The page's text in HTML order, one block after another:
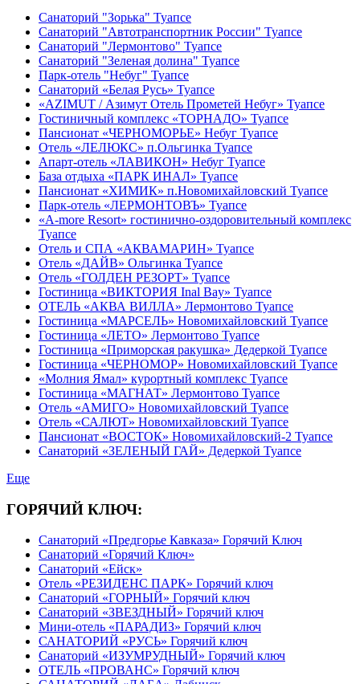
Санаторий "Зорька" Туапсе
Санаторий "Автотранспортник России" Туапсе
Санаторий "Лермонтово" Туапсе
Санаторий "Зеленая долина" Туапсе
Парк-отель "Небуг" Туапсе
Санаторий «Белая Русь» Туапсе
«AZIMUT / Азимут Отель Прометей Небуг» Туапсе
Гостиничный комплекс «ТОРНАДО» Туапсе
Пансионат «ЧЕРНОМОРЬЕ» Небуг Туапсе
Отель «ЛЕЛЮКС» п.Ольгинка Туапсе
Апарт-отель «ЛАВИКОН» Небуг Туапсе
База отдыха «ПАРК ИНАЛ» Туапсе
Пансионат «ХИМИК» п.Новомихайловский Туапсе
Парк-отель «ЛЕРМОНТОВЪ» Туапсе
«A-more Resort» гостинично-оздоровительный комплекс
Туапсе
Отель и СПА «АКВАМАРИН» Туапсе
Отель «ДАЙВ» Ольгинка Туапсе
Отель «ГОЛДЕН РЕЗОРТ» Туапсе
Гостиница «ВИКТОРИЯ Inal Bay» Туапсе
ОТЕЛЬ «АКВА ВИЛЛА» Лермонтово Туапсе
Гостиница «МАРСЕЛЬ» Новомихайловский Туапсе
Гостиница «ЛЕТО» Лермонтово Туапсе
Гостиница «Приморская ракушка» Дедеркой Туапсе
Гостиница «ЧЕРНОМОР» Новомихайловский Туапсе
«Молния Ямал» курортный комплекс Туапсе
Гостиница «МАГНАТ» Лермонтово Туапсе
Отель «АМИГО» Новомихайловский Туапсе
Отель «САЛЮТ» Новомихайловский Туапсе
Пансионат «ВОСТОК» Новомихайловский-2 Туапсе
Санаторий «ЗЕЛЕНЫЙ ГАЙ» Дедеркой Туапсе
Еще
ГОРЯЧИЙ КЛЮЧ:
Санаторий «Предгорье Кавказа» Горячий Ключ
Санаторий «Горячий Ключ»
Санаторий «Ейск»
Отель «РЕЗИДЕНС ПАРК» Горячий ключ
Санаторий «ГОРНЫЙ» Горячий ключ
Санаторий «ЗВЕЗДНЫЙ» Горячий ключ
Мини-отель «ПАРАДИЗ» Горячий ключ
САНАТОРИЙ «РУСЬ» Горячий ключ
Санаторий «ИЗУМРУДНЫЙ» Горячий ключ
ОТЕЛЬ «ПРОВАНС» Горячий ключ